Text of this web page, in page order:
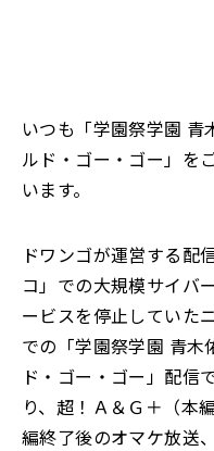
いつも「学園祭学園 青
ルド・ゴー・ゴー」を
います。
ドワンゴが運営する配
コ」での大規模サイバ
ービスを停止していた
での「学園祭学園 青木
ド・ゴー・ゴー」配信
り、超！Ａ＆Ｇ＋（本
編終了後のオマケ放送